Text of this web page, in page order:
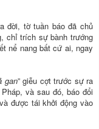
đời, tờ tuần báo đã chủ
chỉ trích sự bành trướng
nể nang bất cứ ai, ngay
gan” giễu cợt trước sự ra
và sau đó, báo đổi
được tái khởi động vào